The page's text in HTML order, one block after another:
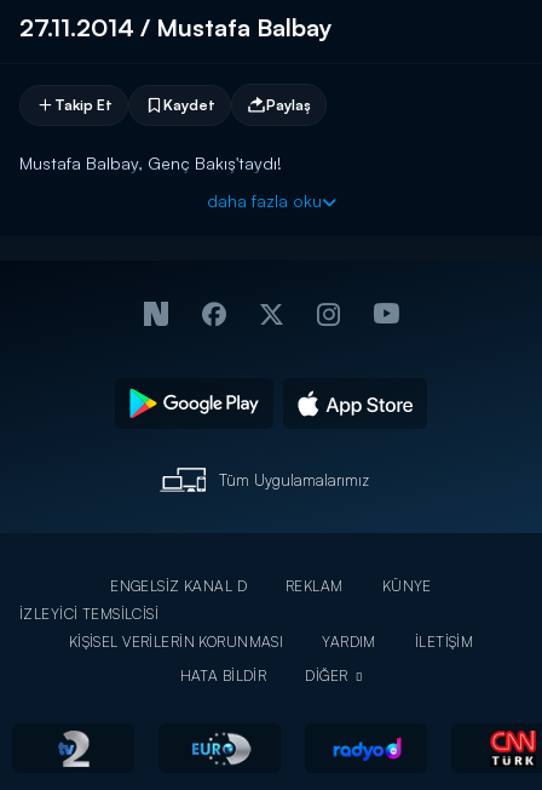
27.11.2014 / Mustafa Balbay
Takip Et Kaydet Paylaş
Mustafa Balbay, Genç Bakış'taydı!
daha fazla oku
Tüm Uygulamalarımız
ENGELSİZ KANAL D REKLAM
KÜNYE
İZLEYİCİ TEMSİLCİSİ
KİŞİSEL VERİLERİN KORUNMASI
YARDIM
İLETİŞİM
HATA BİLDİR
DİĞER